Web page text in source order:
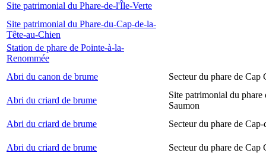
Site patrimonial du Phare-de-l'Île-Verte
Site patrimonial du Phare-du-Cap-de-la-
Tête-au-Chien
Station de phare de Pointe-à-la-
Renommée
Abri du canon de brume
Secteur du phare de Cap
Abri du criard de brume
Site patrimonial du phare
Saumon
Abri du criard de brume
Secteur du phare de Cap-
Abri du criard de brume Secteur du phare de Cap